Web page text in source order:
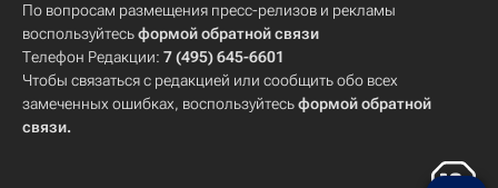
По вопросам размещения пресс-релизов и рекламы
воспользуйтесьформой обратной связи
Телефон Редакции: 7 (495) 645-6601
Чтобы связаться с редакцией или сообщить обо всех
замеченных ошибках, воспользуйтесьформой обратной
связи.